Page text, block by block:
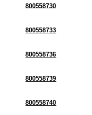
800558730
800558733
800558736
800558739
800558740